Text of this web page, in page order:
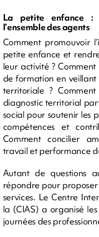
La petite enfance :
l’ensemble des agents
Comment promouvoir
petite enfance et
leur activité ?
de formation en
territoriale ?
diagnostic territorial
social pour soutenir les
compétences et
Comment concilier
travail et performance
Autant de questions
répondre pour
services. Le Centre
la (CIAS) a organisé
journées des